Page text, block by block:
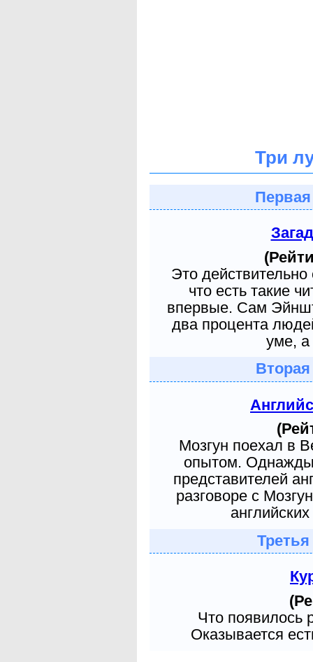
Три
Это
что есть такие
впервые. Сам
два процента
уме, а
Мозгун поехал в
опытом. Однажды
представителей
разговоре с
Что появилось
Оказывается